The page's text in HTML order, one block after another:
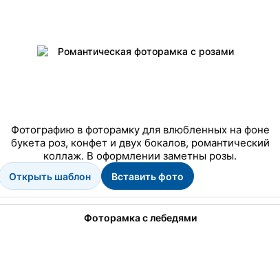
Фотографию в фоторамку для влюбленных на фоне
букета роз, конфет и двух бокалов, романтический
коллаж. В оформлении заметны розы.
Открыть шаблон Вставить фото
Фоторамка с лебедями